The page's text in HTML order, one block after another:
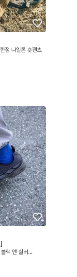
정 나일론 숏팬츠
랙 앤 실버